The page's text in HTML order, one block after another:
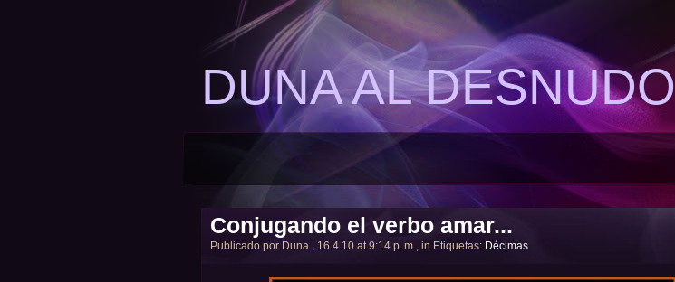
DUNA AL DESNUDO
Conjugando el verbo amar...
Publicado por Duna , 16.4.10 at 9:14 p. m., in Etiquetas: Décimas